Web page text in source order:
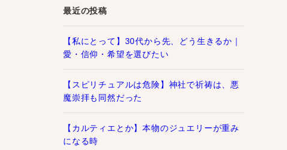
最近の投稿
【私にとって】30代から先、どう生きるか｜
愛・信仰・希望を選びたい
【スピリチュアルは危険】神社で祈祷は、悪
魔崇拝も同然だった
【カルティエとか】本物のジュエリーが重み
になる時